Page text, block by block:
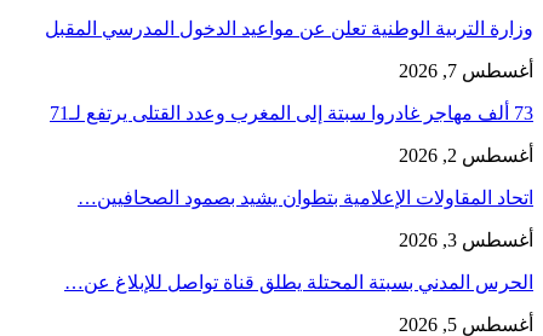
وزارة التربية الوطنية تعلن عن مواعيد الدخول المدرسي المقبل
أغسطس 7, 2026
73 ألف مهاجر غادروا سبتة إلى المغرب وعدد القتلى يرتفع لـ71
أغسطس 2, 2026
اتحاد المقاولات الإعلامية بتطوان يشيد بصمود الصحافيين…
أغسطس 3, 2026
الحرس المدني بسبتة المحتلة يطلق قناة تواصل للإبلاغ عن…
أغسطس 5, 2026